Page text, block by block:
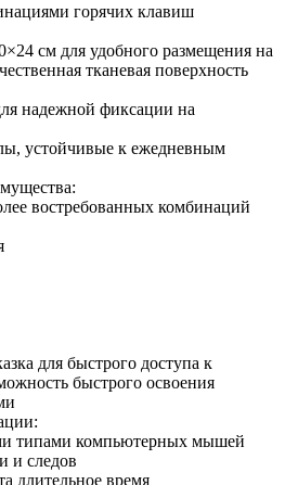
горячих клавиш
см для удобного размещения на
тканевая поверхность
надежной фиксации на
устойчивые к ежедневным
востребованных комбинаций
для быстрого доступа к
быстрого освоения
типами компьютерных мышей
и следов
длительное время